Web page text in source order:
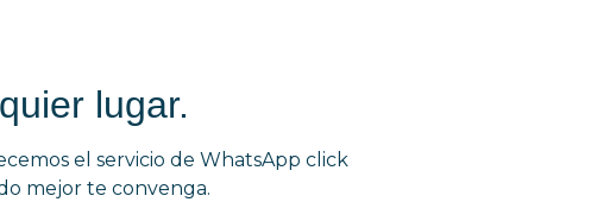
lugar.
el servicio de WhatsApp click
mejor te convenga.